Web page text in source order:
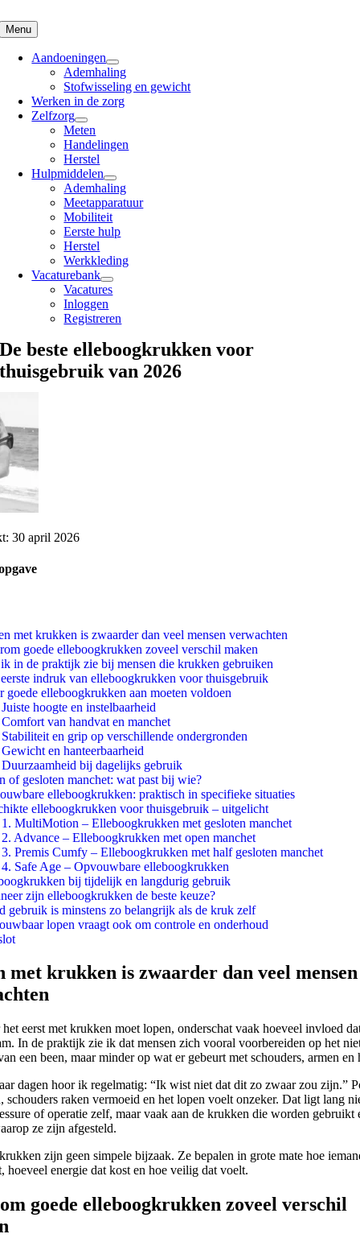
to
content
Menu
Aandoeningen
Ademhaling
Stofwisseling en gewicht
Werken in de zorg
Zelfzorg
Meten
Handelingen
Herstel
Hulpmiddelen
Ademhaling
Meetapparatuur
Mobiliteit
Eerste hulp
Herstel
Werkkleding
Vacaturebank
Vacatures
Inloggen
Registreren
De beste elleboogkrukken voor
thuisgebruik van 2026
30 april 2026
met krukken is zwaarder dan veel mensen verwachten
goede elleboogkrukken zoveel verschil maken
in de praktijk zie bij mensen die krukken gebruiken
indruk van elleboogkrukken voor thuisgebruik
goede elleboogkrukken aan moeten voldoen
Juiste hoogte en instelbaarheid
Comfort van handvat en manchet
Stabiliteit en grip op verschillende ondergronden
Gewicht en hanteerbaarheid
Duurzaamheid bij dagelijks gebruik
of gesloten manchet: wat past bij wie?
elleboogkrukken: praktisch in specifieke situaties
elleboogkrukken voor thuisgebruik – uitgelicht
1. MultiMotion – Elleboogkrukken met gesloten manchet
2. Advance – Elleboogkrukken met open manchet
3. Premis Cumfy – Elleboogkrukken met half gesloten manchet
4. Safe Age – Opvouwbare elleboogkrukken
bij tijdelijk en langdurig gebruik
zijn elleboogkrukken de beste keuze?
gebruik is minstens zo belangrijk als de kruk zelf
lopen vraagt ook om controle en onderhoud
met krukken is zwaarder dan veel mensen
eerst met krukken moet lopen, onderschat vaak hoeveel invloed
In de praktijk zie ik dat mensen zich vooral voorbereiden op het
een been, maar minder op wat er gebeurt met schouders, armen en
dagen hoor ik regelmatig: “Ik wist niet dat dit zo zwaar zou zijn.”
schouders raken vermoeid en het lopen voelt onzeker. Dat ligt lang
of operatie zelf, maar vaak aan de krukken die worden gebruikt
ze zijn afgesteld.
zijn geen simpele bijzaak. Ze bepalen in grote mate hoe
hoeveel energie dat kost en hoe veilig dat voelt.
goede elleboogkrukken zoveel verschil